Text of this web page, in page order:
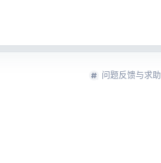
问题反馈与求助